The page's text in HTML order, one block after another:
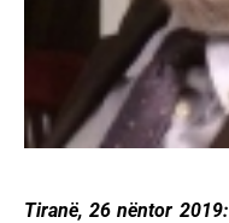
Tiranë, 26 nëntor